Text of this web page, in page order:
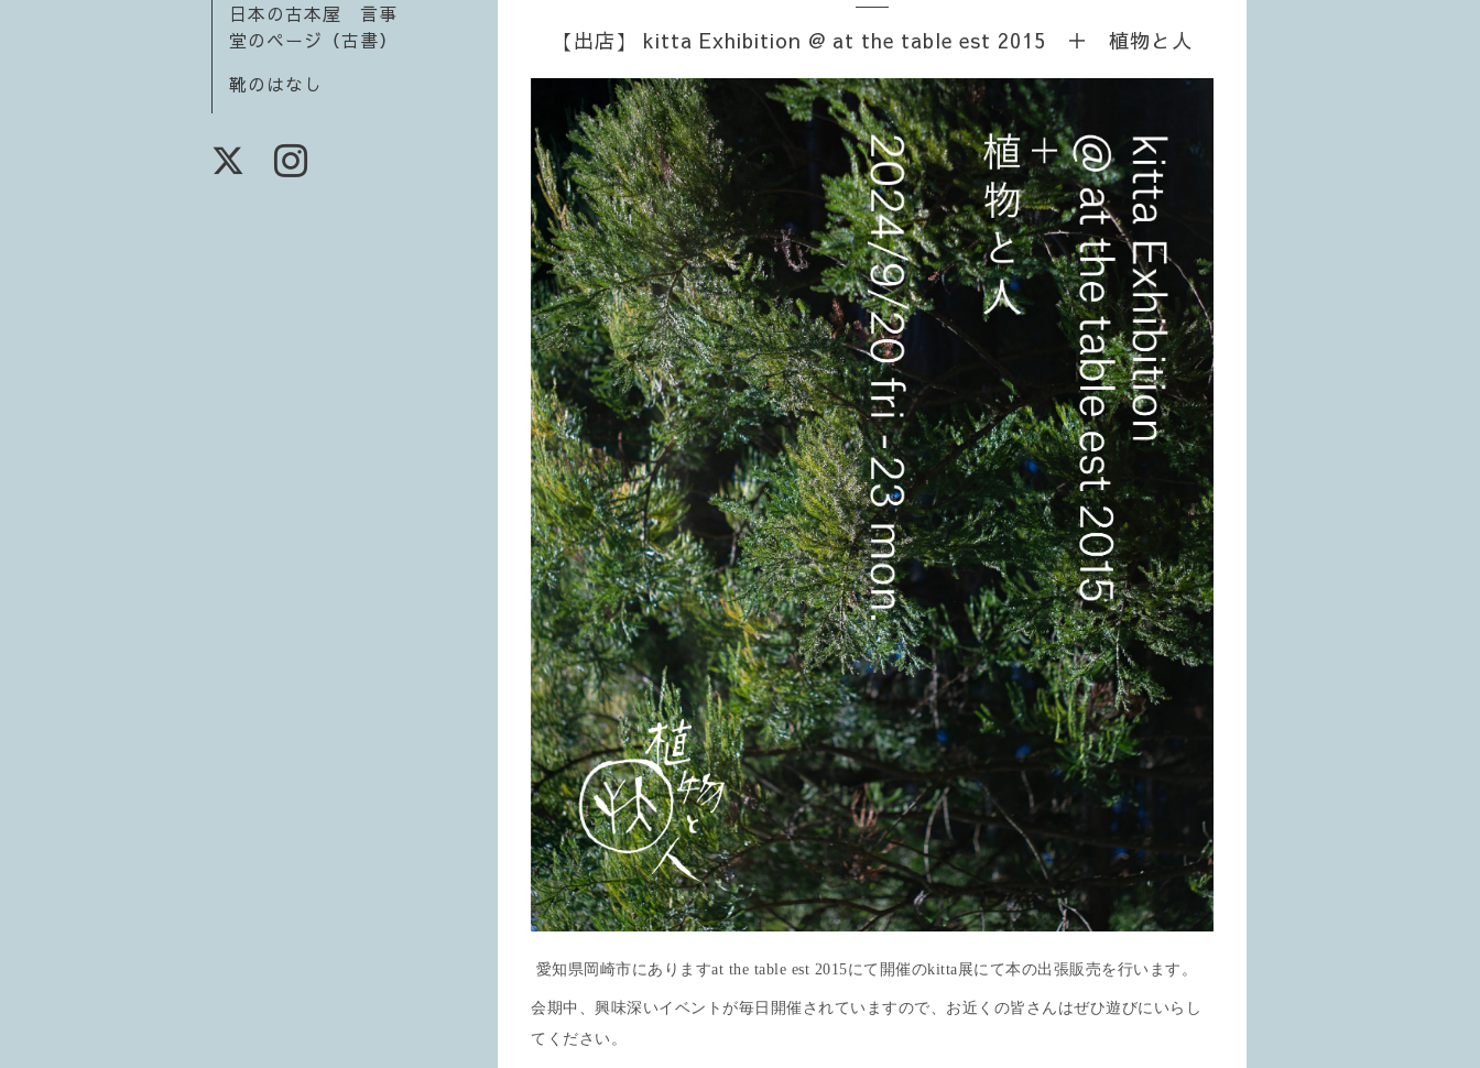
日本の古本屋 言事
堂のページ（古書）
靴のはなし
【出店】 kitta Exhibition @ at the table est 2015 ＋ 植物と人
愛知県岡崎市にありますat the table est 2015にて開催のkitta展にて本の出張販売を行います。
会期中、興味深いイベントが毎日開催されていますので、お近くの皆さんはぜひ遊びにいらし
てください。